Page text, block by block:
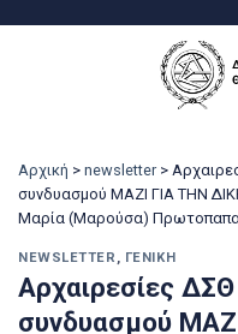
Αρχική > newsletter >
συνδυασμού ΜΑΖΙ ΓΙΑ ΤΗΝ
Μαρία (Μαρούσα)
NEWSLETTER , ΓΕΝΙΚΉ
Αρχαιρεσίες
συνδυασμού